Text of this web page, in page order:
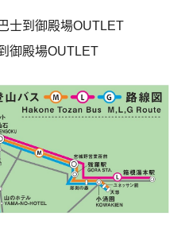
士到御殿場OUTLET
御殿場OUTLET